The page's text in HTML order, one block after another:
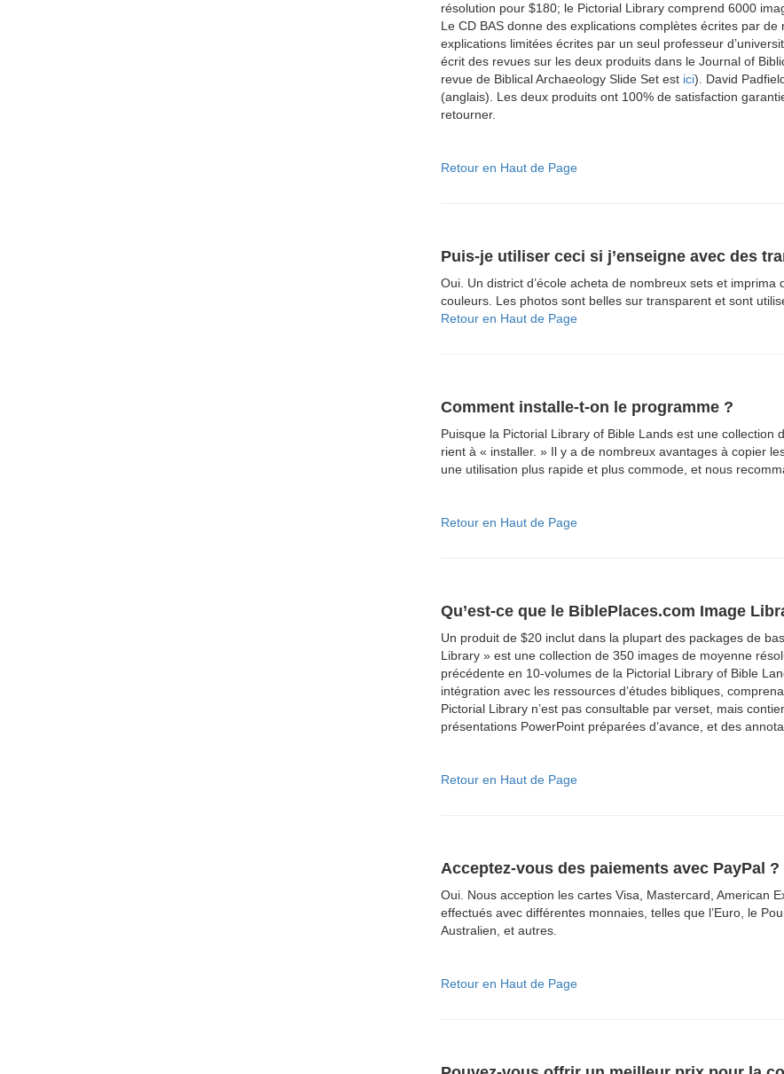
résolution pour $180; le Pictorial Library comprend 6000
Le CD BAS donne des explications complètes écrites par
explications limitées écrites par un seul professeur
écrit des revues sur les deux produits dans le Journal of
revue de Biblical Archaeology Slide Set est ici). David
(anglais). Les deux produits ont 100% de satisfaction
retourner.
Retour en Haut de Page
Puis-je utiliser ceci si j’enseigne avec des
Oui. Un district d’école acheta de nombreux sets et
couleurs. Les photos sont belles sur transparent et sont
Retour en Haut de Page
Comment installe-t-on le programme ?
Puisque la Pictorial Library of Bible Lands est une collection
rient à « installer. » Il y a de nombreux avantages à copier
une utilisation plus rapide et plus commode, et nous
Retour en Haut de Page
Qu’est-ce que le BiblePlaces.com Image
Un produit de $20 inclut dans la plupart des packages de
Library » est une collection de 350 images de moyenne
précédente en 10-volumes de la Pictorial Library of Bible
intégration avec les ressources d’études bibliques,
Pictorial Library n’est pas consultable par verset, mais
présentations PowerPoint préparées d’avance, et des
Retour en Haut de Page
Acceptez-vous des paiements avec PayPal ?
Oui. Nous acception les cartes Visa, Mastercard, American
effectués avec différentes monnaies, telles que l’Euro, le
Australien, et autres.
Retour en Haut de Page